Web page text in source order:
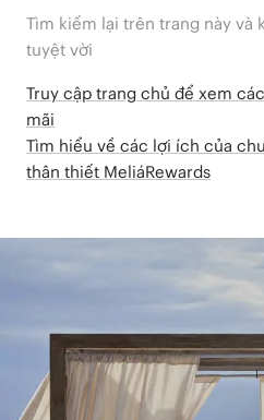
Tìm kiếm lại trên trang này và
tuyệt vời
Truy cập trang chủ để xem
mãi
Tìm hiểu về các lợi ích của
thân thiết MeliáRewards